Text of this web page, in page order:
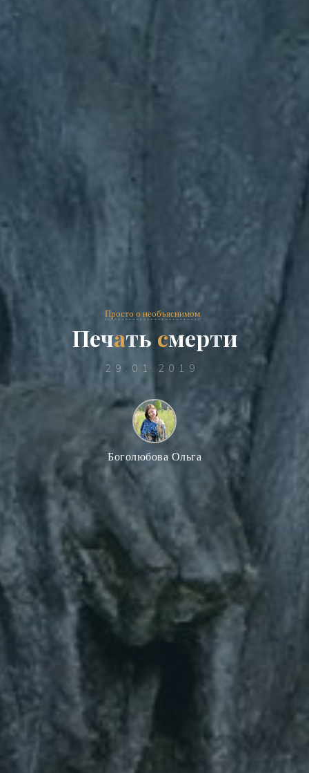
Просто о необъяснимом
Печать смерти
29.01.2019
Боголюбова Ольга